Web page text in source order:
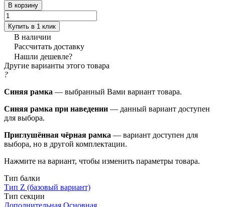
В корзину
Купить в 1 клик
В наличии
Рассчитать доставку
Нашли дешевле?
Другие варианты этого товара
?
Синяя рамка — выбранный Вами вариант товара.
Синяя рамка при наведении — данный вариант доступен
для выбора.
Приглушённая чёрная рамка — вариант доступен для
выбора, но в другой комплектации.
Нажмите на вариант, чтобы изменить параметры товара.
Тип балки
Тип Z (базовый вариант)
Тип секции
Дополнительная Основная